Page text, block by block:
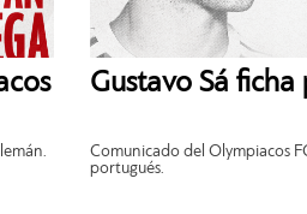
Gustavo Sá
Comunicado del Olympiacos
portugués.